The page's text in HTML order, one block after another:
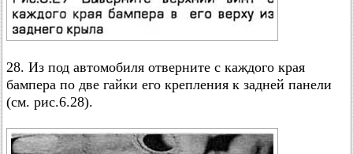
28. Из под автомобиля отверните с каждого края
бампера по две гайки его крепления к задней панели
(см. рис.6.28).